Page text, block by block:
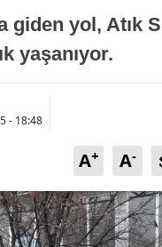
Bilecik
Bingöl
Bolu
Burdur
yol, Atık
yaşanıyor.
- 18:48
A+ A-